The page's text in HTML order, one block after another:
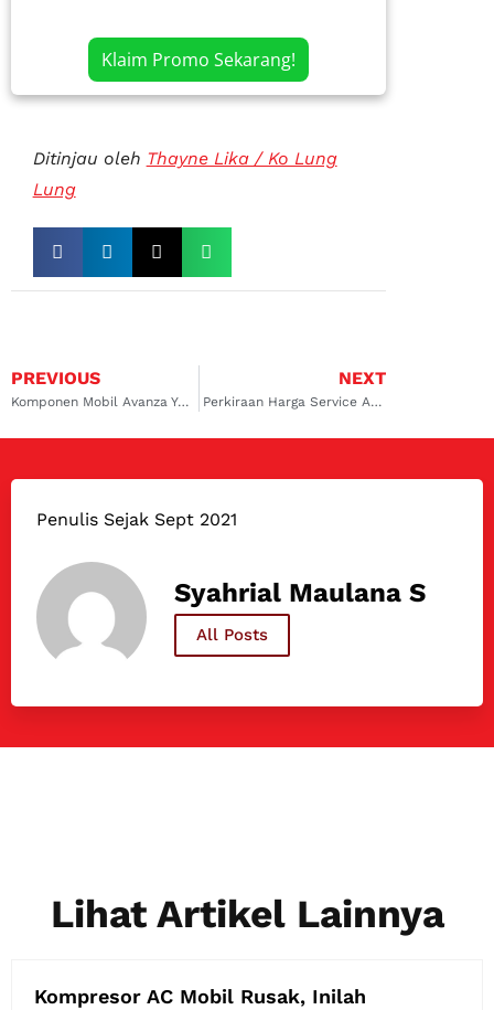
Klaim Promo Sekarang!
Ditinjau oleh Thayne Lika / Ko Lung
Lung
PREVIOUS
Komponen Mobil Avanza Yang Harus Diberi Perawatan Ekstra
NEXT
Perkiraan Harga Service AC Mobil Avanza di Bengkel Resmi
Penulis Sejak Sept 2021
Syahrial Maulana S
All Posts
Lihat Artikel Lainnya
Kompresor AC Mobil Rusak, Inilah